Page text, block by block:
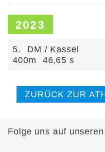
2023
5.
DM / Kassel
400m
46,65 s
ZURÜCK ZUR
Folge uns auf